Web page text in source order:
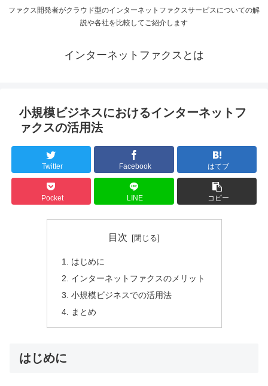
ファクス開発者がクラウド型のインターネットファクスサービスについての解
説や各社を比較してご紹介します
インターネットファクスとは
小規模ビジネスにおけるインターネットフ
ァクスの活用法
Twitter Facebook はてブ
Pocket LINE コピー
目次
はじめに
インターネットファクスのメリット
小規模ビジネスでの活用法
まとめ
はじめに